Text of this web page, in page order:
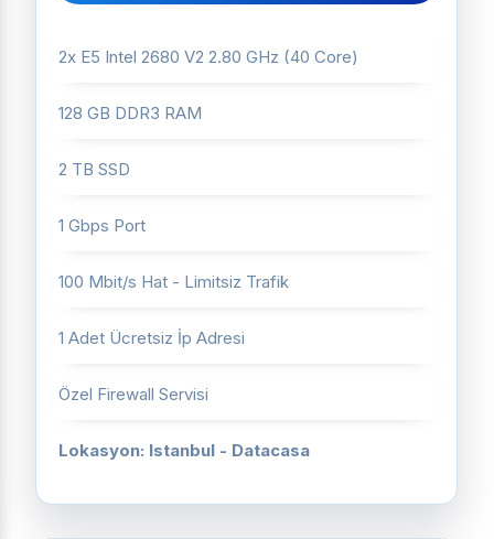
2x E5 Intel 2680 V2 2.80 GHz (40 Core)
128 GB DDR3 RAM
2 TB SSD
1 Gbps Port
100 Mbit/s Hat - Limitsiz Trafik
1 Adet Ücretsiz İp Adresi
Özel Firewall Servisi
Lokasyon: Istanbul - Datacasa